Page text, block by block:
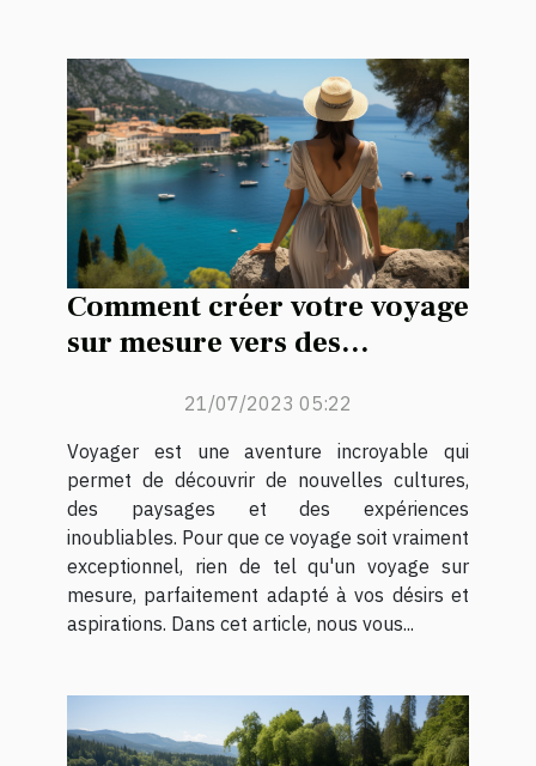
Comment créer votre voyage
sur mesure vers des
21/07/2023 05:22
Voyager est une aventure incroyable qui
permet de découvrir de nouvelles cultures,
des paysages et des expériences
inoubliables. Pour que ce voyage soit vraiment
exceptionnel, rien de tel qu'un voyage sur
mesure, parfaitement adapté à vos désirs et
aspirations. Dans cet article, nous vous...